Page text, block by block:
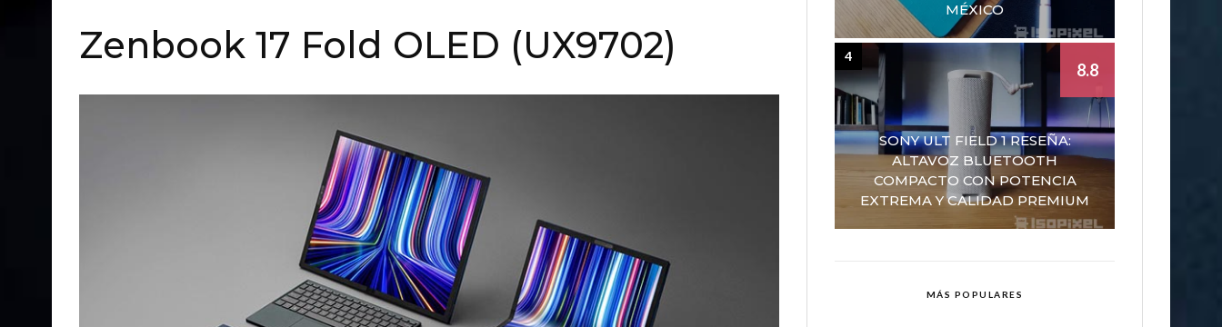
Zenbook 17 Fold OLED (UX9702)
MÉXICO
SONY ULT FIELD 1 RESEÑA:
ALTAVOZ BLUETOOTH
COMPACTO CON POTENCIA
EXTREMA Y CALIDAD PREMIUM
8.8
4
MÁS POPULARES